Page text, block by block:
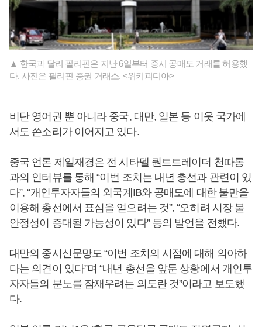
▲ 한국과 달리 필리핀은 지난 6일부터 증시 공매도 거래를 허용했
다. 사진은 필리핀 증권 거래소. <위키피디아>
비단 영어권 뿐 아니라 중국, 대만, 일본 등 이웃 국가에
서도 쓴소리가 이어지고 있다.
중국 언론 제일재경은 전 시타델 퀀트트레이더 천따롱
과의 인터뷰를 통해 “이번 조치는 내년 총선과 관련이 있
다”, “개인투자자들의 외국계IB와 공매도에 대한 불만을
이용해 총선에서 표심을 얻으려는 것”, “오히려 시장 불
안정성이 증대될 가능성이 있다” 등의 발언을 전했다.
대만의 중시신문망도 “이번 조치의 시점에 대해 의아하
다는 의견이 있다”며 “내년 총선을 앞둔 상황에서 개인투
자자들의 분노를 잠재우려는 의도란 것”이라고 보도했
다.